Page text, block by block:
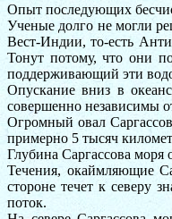
Опыт последующих
Ученые долго не могли
Вест-Индии, то-есть
Тонут потому, что они
поддерживающий эти
Опускание вниз в
совершенно независимы
Огромный овал
примерно 5 тысяч
Глубина Саргассова
Течения, окаймляющие
стороне течет к северу
поток.